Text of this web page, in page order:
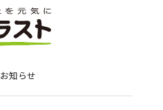
お知らせ